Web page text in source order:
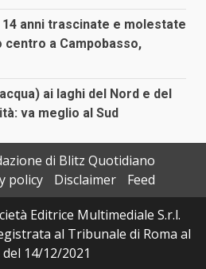
14 anni trascinate e molestate
centro a Campobasso,
ai laghi del Nord e del
va meglio al Sud
di Blitz Quotidiano
policy Disclaimer
Feed
Editrice Multimediale S.r.l.
al Tribunale di Roma al
del 14/12/2021